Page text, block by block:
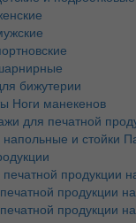
бижутерии
Ноги манекенов
для печатной
и стойки
продукции
продукции
продукции